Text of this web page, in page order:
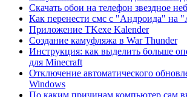
Скачать обои на телефон звездное
Как перенести смс с "Андроида" на
Приложение TKexe Kalender
Создание камуфляжа в War Thunder
Инструкция: как выделить больше
для Minecraft
Отключение автоматического
Windows
По каким причинам компьютер сам